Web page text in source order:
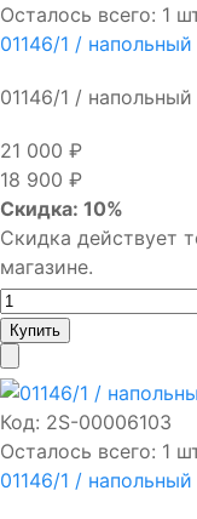
Осталось всего: 1
01146/1 /
01146/1 /
21 000 ₽
18 900 ₽
Скидка: 10%
Скидка действует
магазине.
Код: 2S-00006103
Осталось всего: 1
01146/1 /